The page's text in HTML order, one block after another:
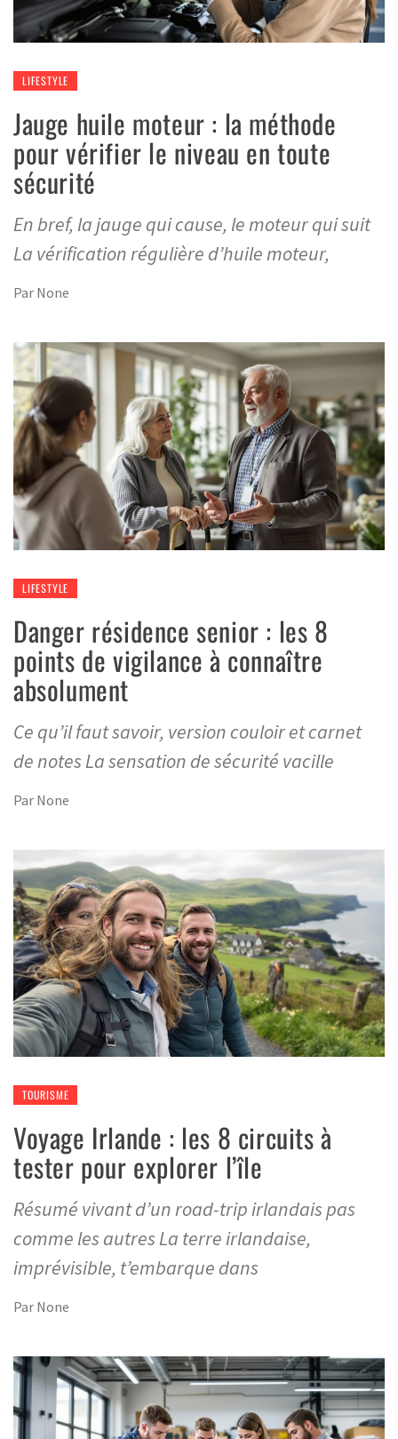
LIFESTYLE
Jauge huile moteur : la méthode
pour vérifier le niveau en toute
sécurité
En bref, la jauge qui cause, le moteur qui suit
La vérification régulière d’huile moteur,
Par None
LIFESTYLE
Danger résidence senior : les 8
points de vigilance à connaître
absolument
Ce qu’il faut savoir, version couloir et carnet
de notes La sensation de sécurité vacille
Par None
TOURISME
Voyage Irlande : les 8 circuits à
tester pour explorer l’île
Résumé vivant d’un road-trip irlandais pas
comme les autres La terre irlandaise,
imprévisible, t’embarque dans
Par None